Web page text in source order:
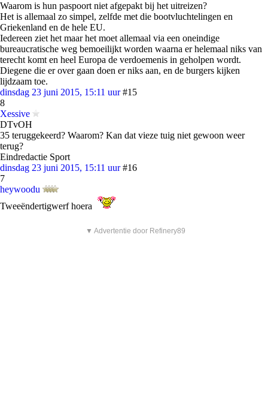
Waarom is hun paspoort niet afgepakt bij het uitreizen?
Het is allemaal zo simpel, zelfde met die bootvluchtelingen en
Griekenland en de hele EU.
Iedereen ziet het maar het moet allemaal via een oneindige
bureaucratische weg bemoeilijkt worden waarna er helemaal niks van
terecht komt en heel Europa de verdoemenis in geholpen wordt.
Diegene die er over gaan doen er niks aan, en de burgers kijken
lijdzaam toe.
dinsdag 23 juni 2015, 15:11 uur #15
8
Xessive
DTvOH
35 teruggekeerd? Waarom? Kan dat vieze tuig niet gewoon weer
terug?
Eindredactie Sport
dinsdag 23 juni 2015, 15:11 uur #16
7
heywoodu
Tweeëndertigwerf hoera
▼ Advertentie door Refinery89